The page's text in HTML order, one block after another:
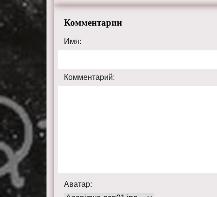
Комментарии
Имя:
Комментарий:
Аватар: